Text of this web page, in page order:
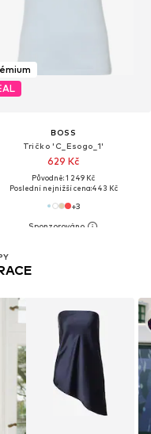
BOSS
Tričko 'C_Esogo_1'
629 Kč
Původně: 1 249 Kč
Poslední nejnižší cena:443 Kč
+3